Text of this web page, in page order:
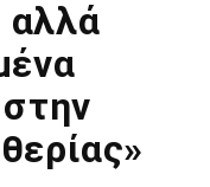
αλλά